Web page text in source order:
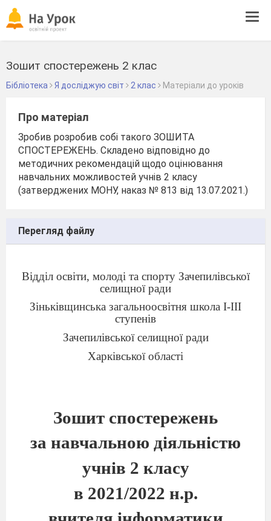
Зошит спостережень 2 клас
Бібліотека Я досліджую світ 2 клас Матеріали до уроків
Про матеріал
Зробив розробив собі такого ЗОШИТА
СПОСТЕРЕЖЕНЬ. Складено відповідно до
методичних рекомендацій щодо оцінювання
навчальних можливостей учнів 2 класу
(затверджених МОНУ, наказ № 813 від 13.07.2021.)
Перегляд файлу
Відділ освіти, молоді та спорту Зачепилівської
селищної ради
Зіньківщинська загальноосвітня школа І-ІІІ
ступенів
Зачепилівської селищної ради
Харківської області
Зошит спостережень
за навчальною діяльністю
учнів 2 класу
в 2021/2022 н.р.